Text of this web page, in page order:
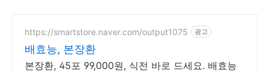
https://smartstore.naver.com/output1075 광고
배효능, 본장환
본장환, 45포 99,000원, 식전 바로 드세요. 배효능